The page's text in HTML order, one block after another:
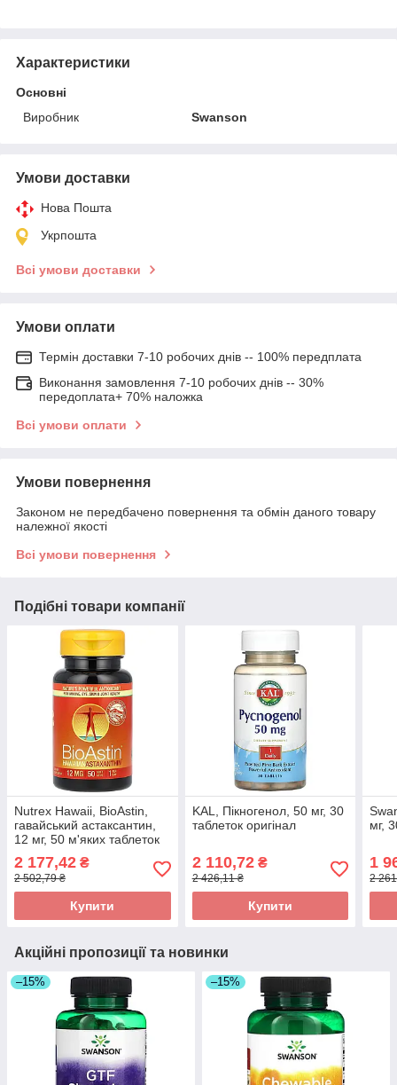
Характеристики
Основні
Виробник
Swanson
Умови доставки
Нова Пошта
Укрпошта
Всі умови доставки
Умови оплати
Термін доставки 7-10 робочих днів -- 100% передплата
Виконання замовлення 7-10 робочих днів -- 30%
передоплата+ 70% наложка
Всі умови оплати
Умови повернення
Законом не передбачено повернення та обмін даного товару
належної якості
Всі умови повернення
Подібні товари компанії
Nutrex Hawaii, BioAstin,
гавайський астаксантин,
12 мг, 50 м'яких таблеток
оригінал
2 177,42 ₴
2 502,79 ₴
Купити
KAL, Пікногенол, 50 мг, 30
таблеток оригінал
2 110,72₴
2 426,11 ₴
Купити
мг,
1
2
Акційні пропозиції та новинки
–15% –15%